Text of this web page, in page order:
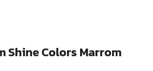
Shine Colors Marrom